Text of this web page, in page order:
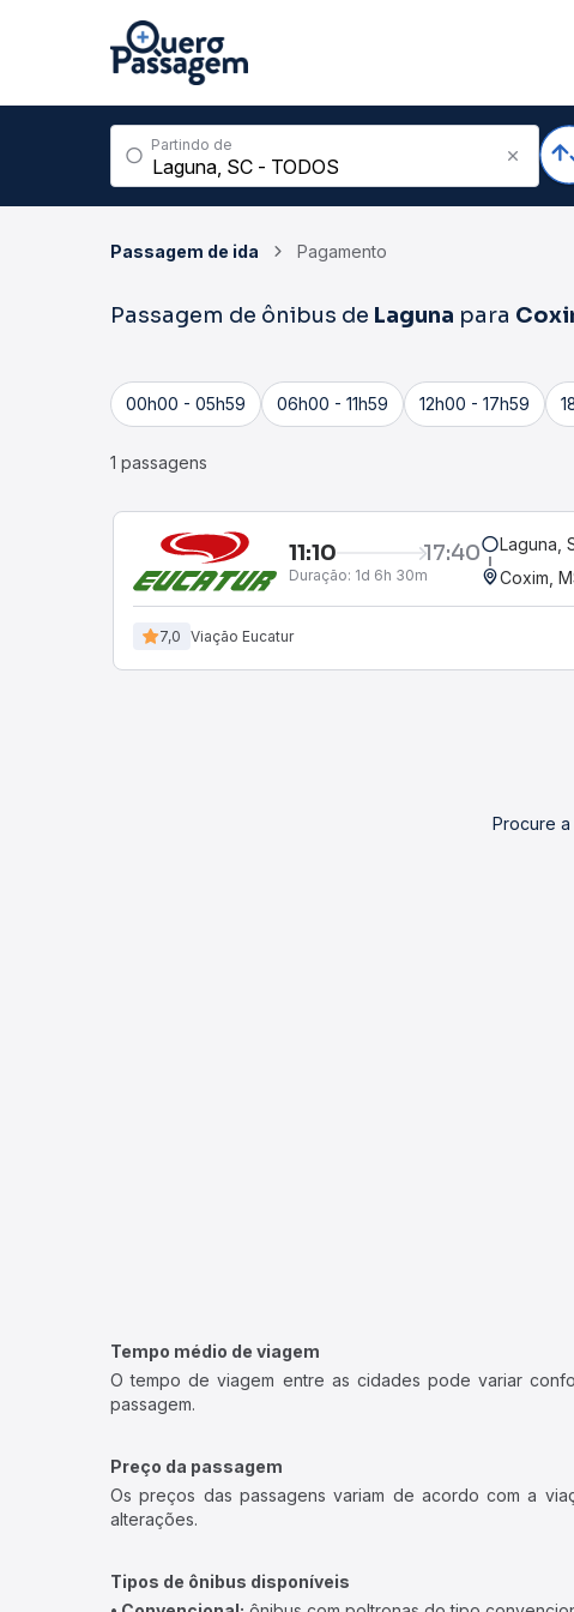
Partindo de
Passagem de ida Pagamento
Passagem de ônibus de Laguna para
00h00 - 05h59 06h00 - 11h59 12h00 - 17h59
1 passagens
11:10 17:40
Duração: 1d 6h 30m
Laguna,
Coxim,
7,0 Viação Eucatur
Procure
Tempo médio de viagem
O tempo de viagem entre as cidades pode variar
passagem.
Preço da passagem
Os preços das passagens variam de acordo com a
alterações.
Tipos de ônibus disponíveis